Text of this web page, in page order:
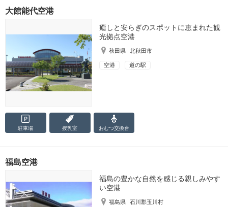
大館能代空港
癒しと安らぎのスポットに恵まれた観
光拠点空港
秋田県 北秋田市
空港 道の駅
駐車場 授乳室 おむつ交換台
福島空港
福島の豊かな自然を感じる親しみやす
い空港
福島県 石川郡玉川村